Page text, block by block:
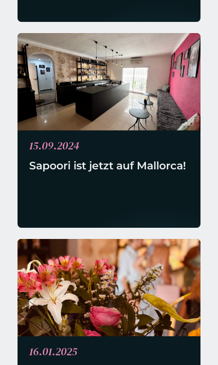
15.09.2024
Sapoori ist jetzt auf Mallorca!
16.01.2025